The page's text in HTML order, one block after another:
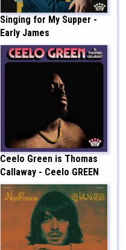
Singing for My Supper -
Early James
Ceelo Green is Thomas
Callaway - Ceelo GREEN